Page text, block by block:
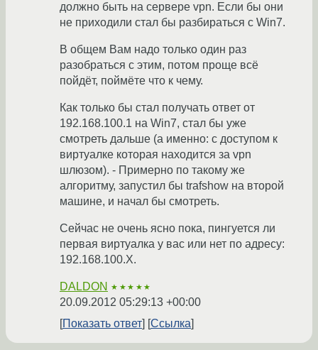
должно быть на сервере vpn. Если бы они
не приходили стал бы разбираться с Win7.
В общем Вам надо только один раз
разобраться с этим, потом проще всё
пойдёт, поймёте что к чему.
Как только бы стал получать ответ от
192.168.100.1 на Win7, стал бы уже
смотреть дальше (а именно: с доступом к
виртуалке которая находится за vpn
шлюзом). - Примерно по такому же
алгоритму, запустил бы trafshow на второй
машине, и начал бы смотреть.
Сейчас не очень ясно пока, пингуется ли
первая виртуалка у вас или нет по адресу:
192.168.100.X.
DALDON ★★★★★
20.09.2012 05:29:13 +00:00
Показать ответ
Ссылка